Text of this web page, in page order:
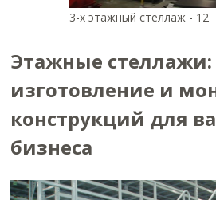
3-х этажный стеллаж - 12
Этажные стеллажи:
изготовление и
конструкций для
бизнеса